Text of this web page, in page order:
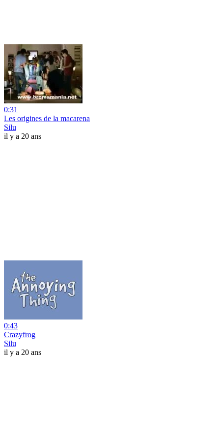
0:31
Les origines de la macarena
Silu
il y a 20 ans
0:43
Crazyfrog
Silu
il y a 20 ans